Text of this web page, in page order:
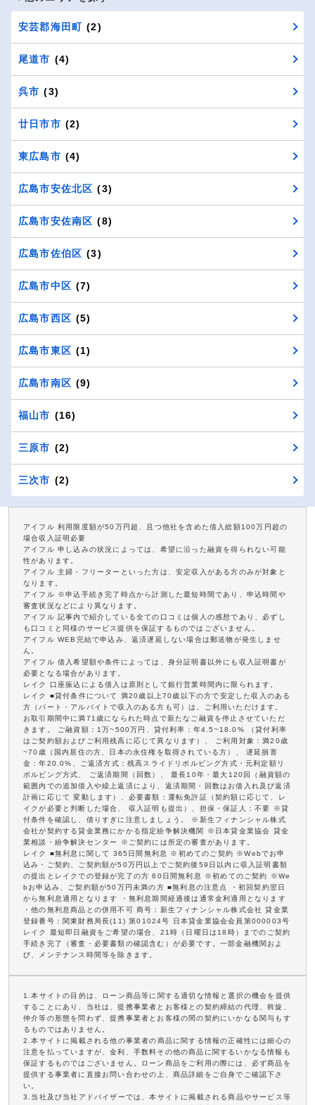
安芸郡海田町 (2)
尾道市 (4)
呉市 (3)
廿日市市 (2)
東広島市 (4)
広島市安佐北区 (3)
広島市安佐南区 (8)
広島市佐伯区 (3)
広島市中区 (7)
広島市西区 (5)
広島市東区 (1)
広島市南区 (9)
福山市 (16)
三原市 (2)
三次市 (2)
アイフル 利用限度額が50万円超、且つ他社を含めた借入総額100万円超の
場合収入証明必要
アイフル 申し込みの状況によっては、希望に沿った融資を得られない可能
性があります。
アイフル 主婦・フリーターといった方は、安定収入がある方のみが対象と
なります。
アイフル ※申込手続き完了時点から計測した最短時間であり、申込時間や
審査状況などにより異なります。
アイフル 記事内で紹介している全ての口コミは個人の感想であり、必ずし
も口コミと同様のサービス提供を保証するものではございません。
アイフル WEB完結で申込み、返済遅延しない場合は郵送物が発生しませ
ん。
アイフル 借入希望額や条件によっては、身分証明書以外にも収入証明書が
必要となる場合があります。
レイク 口座振込による借入は原則として銀行営業時間内に限られます。
レイク ■貸付条件について 満20歳以上70歳以下の方で安定した収入のある
方（パート・アルバイトで収入のある方も可）は、ご利用いただけます。
お取引期間中に満71歳になられた時点で新たなご融資を停止させていただ
きます。 ご融資額：1万~500万円、貸付利率：年4.5~18.0% （貸付利率
はご契約額およびご利用残高に応じて異なります）、 ご利用対象：満20歳
~70歳（国内居住の方、日本の永住権を取得されている方）、 遅延損害
金：年20.0%、ご返済方式：残高スライドリボルビング方式・元利定額リ
ボルビング方式、 ご返済期間（回数）、 最長10年・最大120回（融資額の
範囲内での追加借入や繰上返済により、返済期間・回数はお借入れ及び返済
計画に応じて 変動します）、必要書類：運転免許証（契約額に応じて、レ
イクが必要と判断した場合、 収入証明も提出）、担保・保証人：不要 ※貸
付条件を確認し、借りすぎに注意しましょう。 ※新生フィナンシャル株式
会社が契約する貸金業務にかかる指定紛争解決機関 ※日本貸金業協会 貸金
業相談・紛争解決センター ※ご契約には所定の審査があります。
レイク ■無利息に関して 365日間無利息 ※初めてのご契約 ※Webでお申
込み・ご契約、ご契約額が50万円以上でご契約後59日以内に収入証明書類
の提出とレイクでの登録が完了の方 60日間無利息 ※初めてのご契約 ※We
bお申込み、ご契約額が50万円未満の方 ■無利息の注意点 ・初回契約翌日
から無利息適用となります ・無利息期間経過後は通常金利適用となります
・他の無利息商品との併用不可 商号：新生フィナンシャル株式会社 貸金業
登録番号：関東財務局長(11) 第01024号 日本貸金業協会会員第000003号
レイク 最短即日融資をご希望の場合、21時（日曜日は18時）までのご契約
手続き完了（審査・必要書類の確認含む）が必要です。一部金融機関およ
び、メンテナンス時間等を除きます。
1.本サイトの目的は、ローン商品等に関する適切な情報と選択の機会を提供
することにあり、当社は、提携事業者とお客様との契約締結の代理、斡旋、
仲介等の形態を問わず、提携事業者とお客様の間の契約にいかなる関与もす
るものではありません。
2.本サイトに掲載される他の事業者の商品に関する情報の正確性には細心の
注意を払っていますが、金利、手数料その他の商品に関するいかなる情報も
保証するものではございません。ローン商品をご利用の際には、必ず商品を
提供する事業者に直接お問い合わせの上、商品詳細をご自身でご確認下さ
い。
3.当社及び当社アドバイザーでは、本サイトに掲載される商品やサービス等